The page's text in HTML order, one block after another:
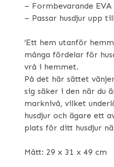
– Formbevarande
– Passar husdjur upp
’Ett hem utanför
många fördelar för
vrå i hemmet.
På det här sättet
sig säker i den när du
marknivå, vilket
husdjur och ägare ett
plats för ditt husdjur
Mått: 29 x 31 x 49 cm